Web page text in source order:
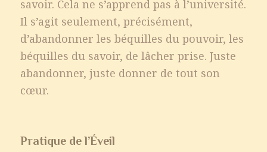
savoir. Cela ne s’apprend pas à l’université.
Il s’agit seulement, précisément,
d’abandonner les béquilles du pouvoir, les
béquilles du savoir, de lâcher prise. Juste
abandonner, juste donner de tout son
cœur.
Pratique de l’Éveil